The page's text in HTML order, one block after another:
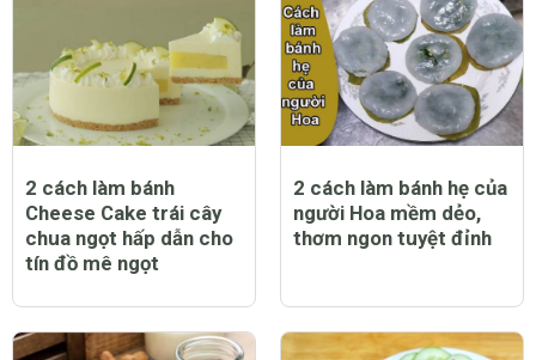
2 cách làm bánh
Cheese Cake trái cây
chua ngọt hấp dẫn cho
tín đồ mê ngọt
2 cách làm bánh hẹ của
người Hoa mềm dẻo,
thơm ngon tuyệt đỉnh